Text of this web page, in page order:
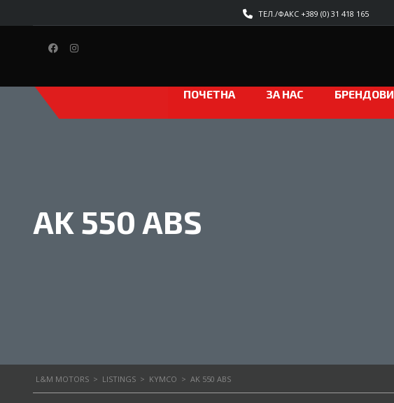
ТЕЛ./ФАКС +389 (0) 31 418 165
ПОЧЕТНА ЗА НАС БРЕНДОВИ
AK 550 ABS
L&M MOTORS > LISTINGS > KYMCO > AK 550 ABS